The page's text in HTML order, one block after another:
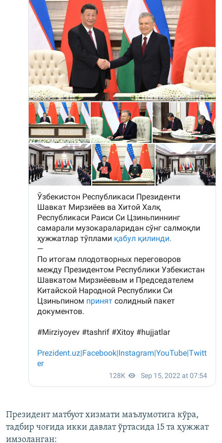
Президент матбуот хизмати маълумотига кўра,
тадбир чоғида икки давлат ўртасида 15 та ҳужжат
имзоланган: